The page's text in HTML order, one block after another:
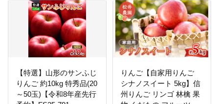
【特選】山形のサンふじ
りんご 約10kg 特秀品(20
～50玉)【令和8年産先行
りんご【自家用りんご
シナノスイート 5kg】信
州りんご リンゴ 林檎 果